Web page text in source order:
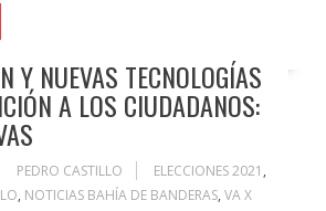
Y NUEVAS TECNOLOGÍAS
A LOS CIUDADANOS:
PEDRO CASTILLO ELECCIONES 2021 ,
, NOTICIAS BAHÍA DE BANDERAS, VA X